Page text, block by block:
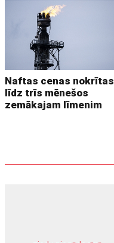
Naftas cenas nokrītas
līdz trīs mēnešos
zemākajam līmenim